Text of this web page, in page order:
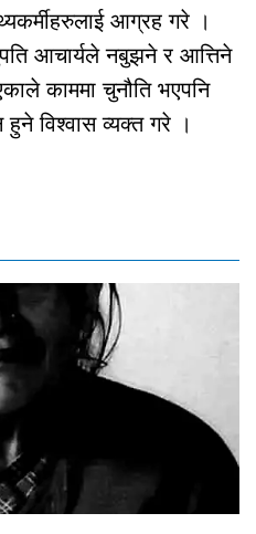
आग्रह गरे ।
आचार्यले नबुझने र आत्तिने
काममा चुनौति भएपनि
हुने विश्वास व्यक्त गरे ।